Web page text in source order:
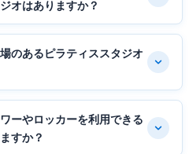
オはありますか？
のあるピラティススタジオ
ーやロッカーを利用できる
すか？